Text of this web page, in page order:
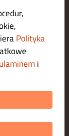
Polityka
i